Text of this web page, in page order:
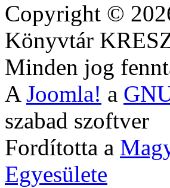
Copyright ©
Könyvtár
Minden jog
A Joomla! a
szabad szoftver
Fordította a
Egyesülete